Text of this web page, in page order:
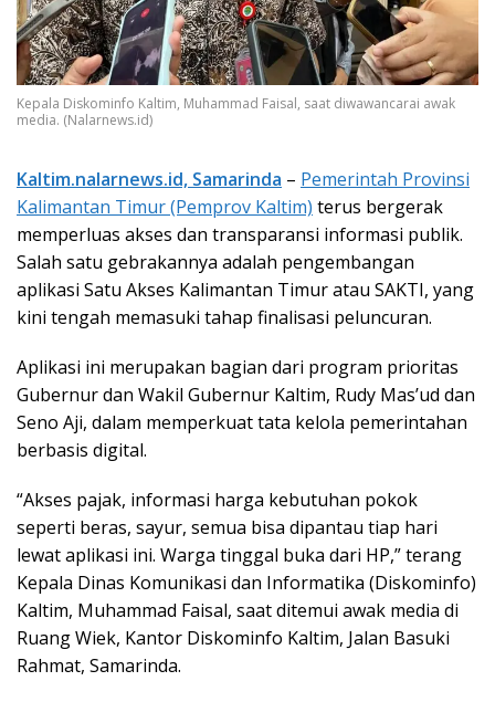
Kepala Diskominfo Kaltim, Muhammad Faisal, saat diwawancarai awak
media. (Nalarnews.id)
Kaltim.nalarnews.id, Samarinda – Pemerintah Provinsi
Kalimantan Timur (Pemprov Kaltim) terus bergerak
memperluas akses dan transparansi informasi publik.
Salah satu gebrakannya adalah pengembangan
aplikasi Satu Akses Kalimantan Timur atau SAKTI, yang
kini tengah memasuki tahap finalisasi peluncuran.
Aplikasi ini merupakan bagian dari program prioritas
Gubernur dan Wakil Gubernur Kaltim, Rudy Mas’ud dan
Seno Aji, dalam memperkuat tata kelola pemerintahan
berbasis digital.
“Akses pajak, informasi harga kebutuhan pokok
seperti beras, sayur, semua bisa dipantau tiap hari
lewat aplikasi ini. Warga tinggal buka dari HP,” terang
Kepala Dinas Komunikasi dan Informatika (Diskominfo)
Kaltim, Muhammad Faisal, saat ditemui awak media di
Ruang Wiek, Kantor Diskominfo Kaltim, Jalan Basuki
Rahmat, Samarinda.